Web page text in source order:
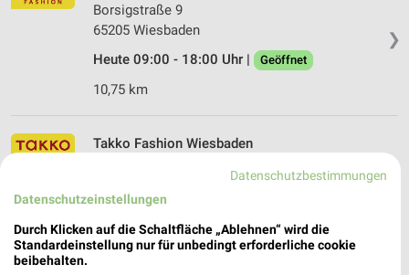
❯
Borsigstraße 9
65205 Wiesbaden
Heute 09:00 - 18:00 Uhr |
Geöffnet
10,75 km
Takko Fashion Wiesbaden
10,96 km
Datenschutzbestimmungen
Datenschutzeinstellungen
Durch Klicken auf die Schaltfläche „Ablehnen“ wird die
Standardeinstellung nur für unbedingt erforderliche cookie
beibehalten.